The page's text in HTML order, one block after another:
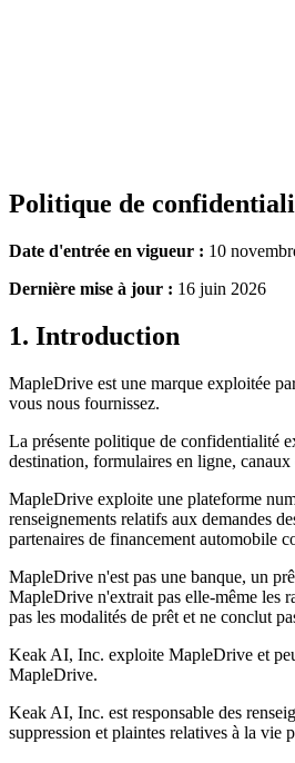
Politique de
Date d'entrée en vigueur : 10
Dernière mise à jour : 16 juin 2026
1. Introduction
MapleDrive est une marque exploitée
vous nous fournissez.
La présente politique de confidentialité
destination, formulaires en ligne,
MapleDrive exploite une plateforme
renseignements relatifs aux demandes
partenaires de financement automobile
MapleDrive n'est pas une banque, un
MapleDrive n'extrait pas elle-même les
pas les modalités de prêt et ne conclut
Keak AI, Inc. exploite MapleDrive et
MapleDrive.
Keak AI, Inc. est responsable des
suppression et plaintes relatives à la vie